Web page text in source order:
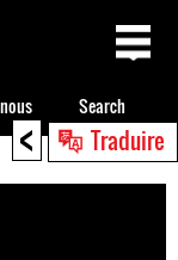
< Traduire
Search